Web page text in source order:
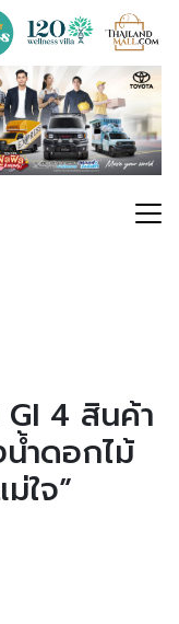
4 สินค้า
น้ำดอกไม้
ใจ”